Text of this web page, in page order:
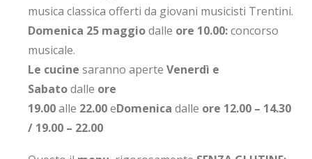
musica classica offerti da giovani musicisti Trentini.
Domenica 25 maggiodalle ore 10.00:concorso
musicale.
Le cucine saranno aperte Venerdì e
Sabatodalle ore
19.00alle 22.00eDomenica dalle ore 12.00 – 14.30
/ 19.00 – 22.00